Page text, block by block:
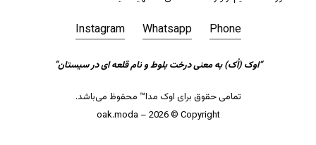
جمع جزء: 0تومان
مشاهده سبد خرید تسویه حساب
Instagram Whatsapp Phone
“اوک (اُک) به معنی درخت بلوط و نام قلعه ای در سیستان”
تمامی حقوق برای اوک مدا™ محفوظ می‌باشد.
oak.moda – 2026 © Copyright